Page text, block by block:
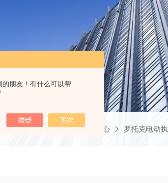
的朋友！有什么可以帮
当前位置：首页 产品中心 罗托克电动